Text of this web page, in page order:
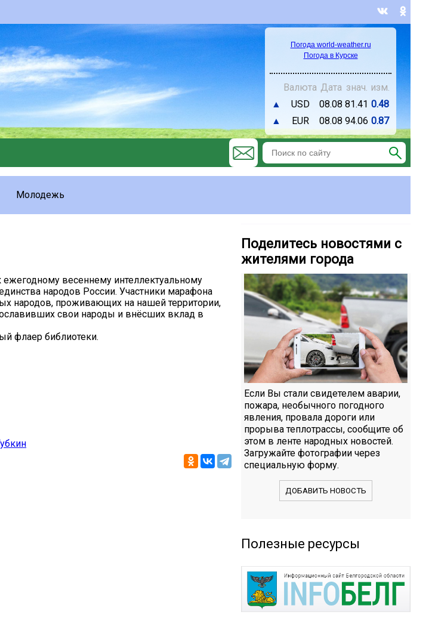
Погода world-weather.ru
Погода в Курске
Валюта Дата знач. изм.
▲
USD 08.08 81.41 0.48
▲
EUR 08.08 94.06 0.87
Молодежь
весеннему интеллектуальному
народов России. Участники марафона
народов, проживающих на нашей территории,
свои народы и внёсших вклад в
флаер библиотеки.
Поделитесь новостями с
жителями города
Если Вы стали свидетелем аварии,
пожара, необычного погодного
явления, провала дороги или
прорыва теплотрассы, сообщите об
этом в ленте народных новостей.
Загружайте фотографии через
специальную форму.
ДОБАВИТЬ НОВОСТЬ
Полезные ресурсы